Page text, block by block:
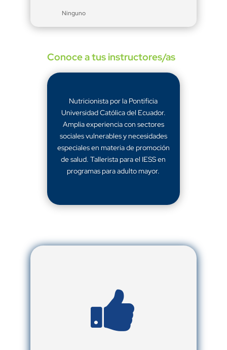
Ninguno
Conoce a tus instructores/as
Nutricionista por la Pontificia
Universidad Católica del Ecuador.
Amplia experiencia con sectores
sociales vulnerables y necesidades
especiales en materia de promoción
de salud. Tallerista para el IESS en
programas para adulto mayor.
